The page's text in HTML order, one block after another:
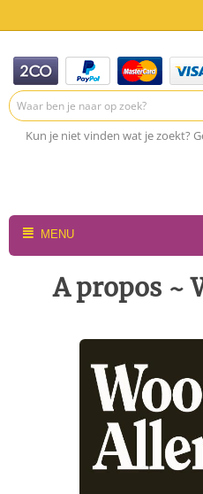
Kun je niet vinden wat je zoekt?
MENU
A propos ~